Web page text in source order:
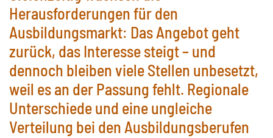
Herausforderungen für den
Ausbildungsmarkt: Das Angebot geht
zurück, das Interesse steigt – und
dennoch bleiben viele Stellen unbesetzt,
weil es an der Passung fehlt. Regionale
Unterschiede und eine ungleiche
Verteilung bei den Ausbildungsberufen